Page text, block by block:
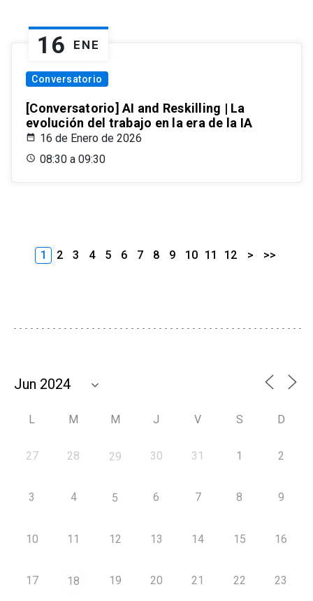
16 ENE
Conversatorio
[Conversatorio] AI and Reskilling | La
evolución del trabajo en la era de la IA
16 de Enero de 2026
08:30 a 09:30
1 2 3 4 5 6 7 8 9 10 11 12 > >>
L M M J V S D
27 28 29 30 31 1 2
3 4 5 6 7 8 9
10 11 12 13 14 15 16
17 18 19 20 21 22 23